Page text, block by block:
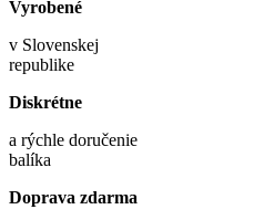
Vyrobené
v Slovenskej
republike
Diskrétne
a rýchle doručenie
balíka
Doprava zdarma